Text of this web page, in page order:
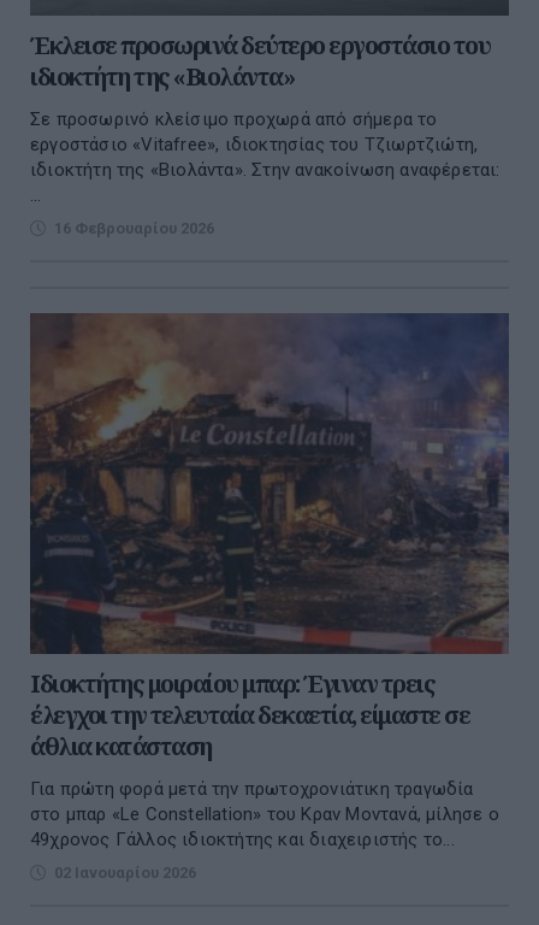
Έκλεισε προσωρινά δεύτερο εργοστάσιο του
ιδιοκτήτη της «Βιολάντα»
Σε προσωρινό κλείσιμο προχωρά από σήμερα το
εργοστάσιο «Vitafree», ιδιοκτησίας του Τζιωρτζιώτη,
ιδιοκτήτη της «Βιολάντα». Στην ανακοίνωση αναφέρεται:
...
16 Φεβρουαρίου 2026
Ιδιοκτήτης μοιραίου μπαρ: Έγιναν τρεις
έλεγχοι την τελευταία δεκαετία, είμαστε σε
άθλια κατάσταση
Για πρώτη φορά μετά την πρωτοχρονιάτικη τραγωδία
στο μπαρ «Le Constellation» του Κραν Μοντανά, μίλησε ο
49χρονος Γάλλος ιδιοκτήτης και διαχειριστής το...
02 Ιανουαρίου 2026